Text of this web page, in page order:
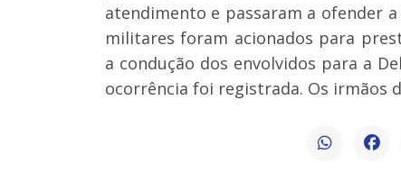
atendimento e passaram a ofender
militares foram acionados para
a condução dos envolvidos para a
ocorrência foi registrada. Os irmãos